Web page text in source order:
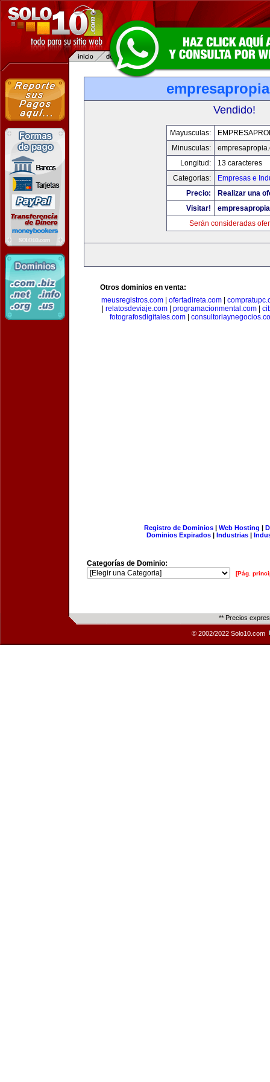
Vendido!
Mayusculas:
Minusculas:
Longitud:
13 caracteres
Categorias:
Empresas e
Precio:
Realizar una
Visitar!
Serán consideradas
Otros dominios en venta:
meusregistros.com| ofertadireta.com|
relatosdeviaje.com| programacionmental.com|
fotografosdigitales.com
Registro de Dominios| Web Hosting |
Dominios Expirados | Industrias |
Categorías de Dominio:
[Pág.
** Precios
© 2002/2022 Solo10.com